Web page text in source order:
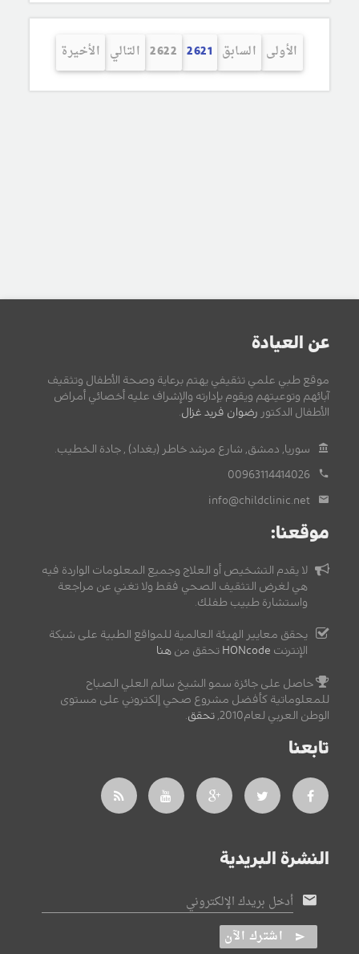
الأولى السابق 2621
2622 التالي الأخيرة
عن العيادة
موقع طبي علمي تثقيفي يهتم برعاية وصحة الأطفال وتثقيف
آبائهم وتوعيتهم ويقوم بإدارته والإشراف عليه أخصائي أمراض
الأطفال الدكتور رضوان فريد غزال
سوريا, دمشق, شارع مرشد خاطر (بغداد) , جادة الخطيب.
00963114414026
info@childclinic.net
موقعنا:
لا يقدم التشخيص أو العلاج وجميع المعلومات الواردة فيه
هي لغرض التثقيف الصحي فقط ولا تغني عن مراجعة
واستشارة طبيب طفلك.
يحقق معايير الهيئة العالمية للمواقع الطبية على شبكة
الإنترنت HONcode تحقق من هنا
حاصل على جائزة سمو الشيخ سالم العلي الصباح
للمعلوماتية كأفضل مشروع صحي إلكتروني على مستوى
الوطن العربي لعام2010,
تحقق
تابعنا
النشرة البريدية
أدخل بريدك الإلكتروني
اشترك الآن